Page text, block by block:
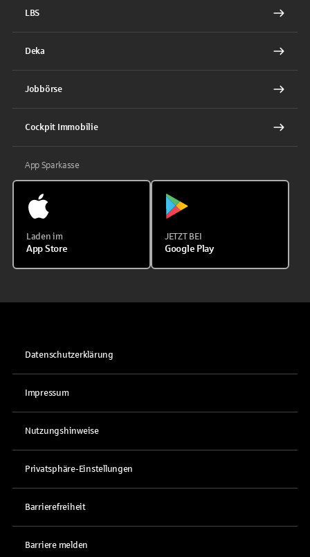
LBS
Deka
Jobbörse
Cockpit Immobilie
App Sparkasse
Laden im
App Store
JETZT BEI
Google Play
Datenschutzerklärung
Impressum
Nutzungshinweise
Privatsphäre-Einstellungen
Barrierefreiheit
Barriere melden